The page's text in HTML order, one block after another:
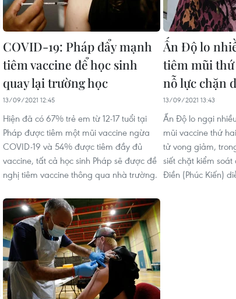
COVID-19: Pháp đẩy mạnh
tiêm vaccine để học sinh
quay lại trường học
13/09/2021 12:45
Hiện đã có 67% trẻ em từ 12-17 tuổi tại
Pháp được tiêm một mũi vaccine ngừa
COVID-19 và 54% được tiêm đầy đủ
vaccine, tất cả học sinh Pháp sẽ được đề
nghị tiêm vaccine thông qua nhà trường.
Ấn Độ lo
tiêm mũi thứ
nỗ lực chặn
13/09/2021 13:43
Ấn Độ lo ngại
mũi vaccine thứ
tử vong giảm,
siết chặt kiểm
Điền (Phúc Kiến)